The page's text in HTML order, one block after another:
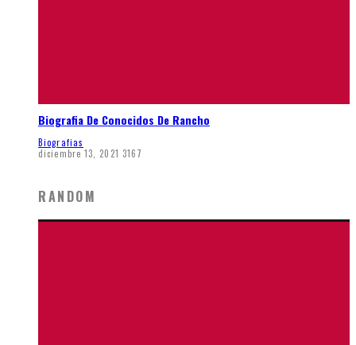
Biografia De Conocidos De Rancho
Biografias
diciembre 13, 2021 3167
RANDOM